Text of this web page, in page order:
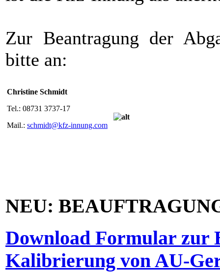
Zur Beantragung der
bitte an:
Christine Schmidt
Tel.: 08731 3737-17
Mail.: schmidt@kfz-innung.com
NEU:
Download Formular zur
Kalibrierung von AU-